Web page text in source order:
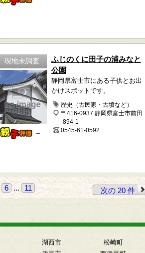
現地未調査
－
ふじのくに田子の浦みなと
公園
静岡県富士市にある子供とお出
かけスポットです。
歴史（古民家・古墳など）
〒416-0937 静岡県富士市前田
894-1
0545-61-0592
6 ... 11 次の 20 件
湖西市
松崎町